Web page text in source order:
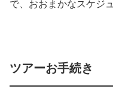
で、おおまかなスケジ
ツアーお手続き